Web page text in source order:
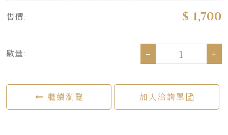
售價: $ 1,700
數量: - +
繼續瀏覽 加入洽詢單